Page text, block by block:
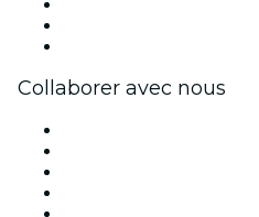
Collaborer avec nous